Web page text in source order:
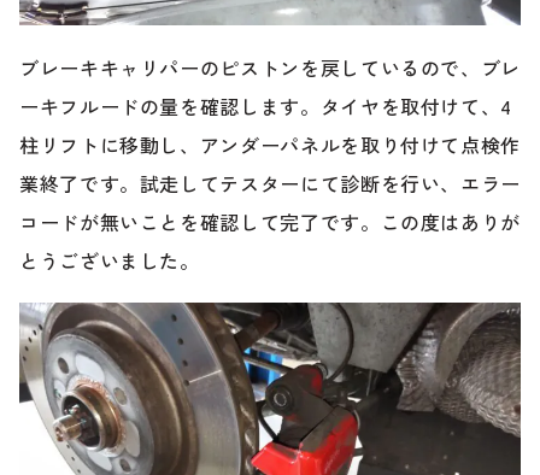
ブレーキキャリパーのピストンを戻しているので、ブレ
ーキフルードの量を確認します。タイヤを取付けて、4
柱リフトに移動し、アンダーパネルを取り付けて点検作
業終了です。試走してテスターにて診断を行い、エラー
コードが無いことを確認して完了です。この度はありが
とうございました。